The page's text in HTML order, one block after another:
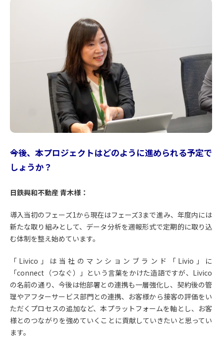
――今後、本プロジェクトはどのように進められる予定で
しょうか？
日鉄興和不動産 青木様：
導入当初のフェーズ1から現在はフェーズ3まで進み、年度内には
新たな取り組みとして、データ分析を週報形式で定期的に取り込
む体制を整え始めています。
「Livico」は当社のマンションブランド「Livio」に
「connect（つなぐ）」という言葉をかけた造語ですが、Livico
の名前の通り、今後は他部署との連携も一層強化し、契約後の管
理やアフターサービス部門との連携、お客様から接客の評価をい
ただくプロセスの追加など、本プラットフォームを軸とし、お客
様とのつながりを強めていくことに貢献していきたいと思ってい
ます。